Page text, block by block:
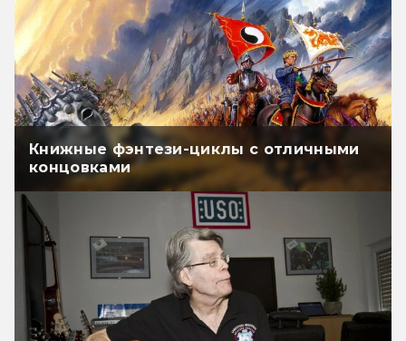
Книжные фэнтези-циклы с отличными
концовками